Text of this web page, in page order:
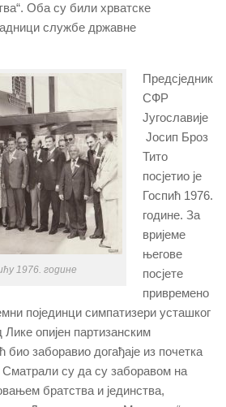
Оба су били хрватске
службе државне
1976. године
Предсједник
СФР
Југославије
Јосип Броз
Тито
посјетио је
Госпић 1976.
године. За
вријеме
његове
посјете
привремено
појединци симпатизери усташког
опијен партизанским
био заборавио догађаје из почетка
су да су заборавом на
братства и јединства,